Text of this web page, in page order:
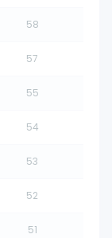
58
57
55
54
53
52
51